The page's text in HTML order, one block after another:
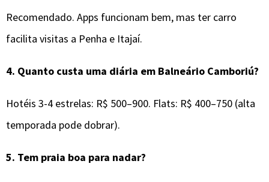
Recomendado. Apps funcionam bem, mas ter carro
facilita visitas a Penha e Itajaí.
4. Quanto custa uma diária em Balneário Camboriú?
Hotéis 3-4 estrelas: R$ 500–900. Flats: R$ 400–750 (alta
temporada pode dobrar).
5. Tem praia boa para nadar?